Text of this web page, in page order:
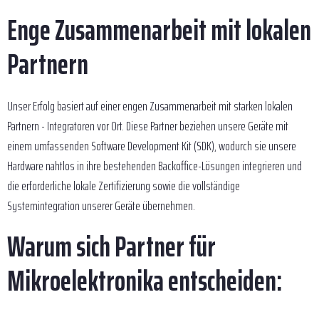
Enge Zusammenarbeit mit lokalen
Partnern
Unser Erfolg basiert auf einer engen Zusammenarbeit mit starken lokalen
Partnern - Integratoren vor Ort. Diese Partner beziehen unsere Geräte mit
einem umfassenden Software Development Kit (SDK), wodurch sie unsere
Hardware nahtlos in ihre bestehenden Backoffice-Lösungen integrieren und
die erforderliche lokale Zertifizierung sowie die vollständige
Systemintegration unserer Geräte übernehmen.
Warum sich Partner für
Mikroelektronika entscheiden: